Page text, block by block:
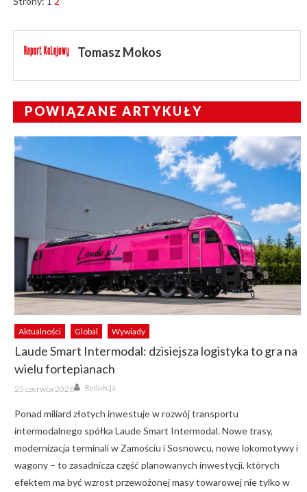
Tomasz Mokos
POWIĄZANE ARTYKUŁY
Aktualności Global Wywiady
Laude Smart Intermodal: dzisiejsza logistyka to gra na
wielu fortepianach
Posted
on
25 czerwca 2026 Author
Redakcja
Ponad miliard złotych inwestuje w rozwój transportu
intermodalnego spółka Laude Smart Intermodal. Nowe trasy,
modernizacja terminali w Zamościu i Sosnowcu, nowe lokomotywy i
wagony – to zasadnicza część planowanych inwestycji, których
efektem ma być wzrost przewożonej masy towarowej nie tylko w